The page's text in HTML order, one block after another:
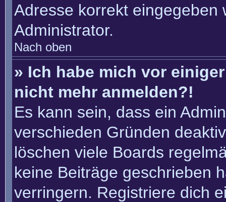
Adresse korrekt
Administrator.
Nach oben
» Ich habe mich vor
nicht mehr anmelden?!
Es kann sein, dass ein
verschieden Gründen
löschen viele Boards
keine Beiträge geschrieben
verringern. Registriere dich